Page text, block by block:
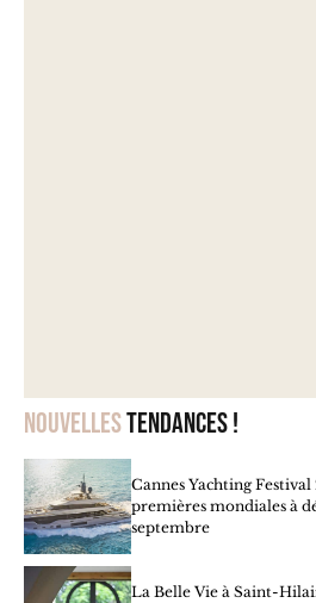
Nouvellestendances !
Cannes Yachting Festival
premières mondiales à
septembre
La Belle Vie à Saint-